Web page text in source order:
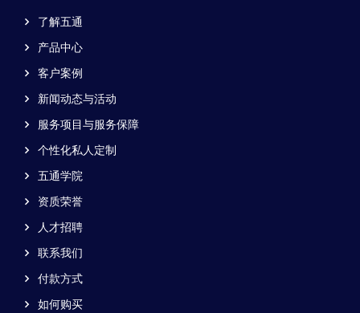
了解五通
产品中心
客户案例
新闻动态与活动
服务项目与服务保障
个性化私人定制
五通学院
资质荣誉
人才招聘
联系我们
付款方式
如何购买